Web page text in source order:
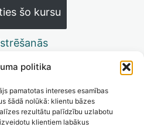
politika
pamatotas intereses esamības
šādā nolūkā: klientu bāzes
rezultātu palīdzību uzlabotu
klientiem labākus
šo kursu
no atmiņas kartēm.
un metadatu pievienošana
Lightroom katalogā,